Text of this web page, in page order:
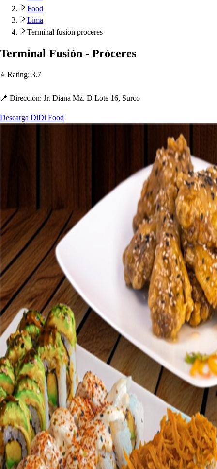
Food
Lima
Terminal fusion proceres
Terminal Fusión - Próceres
⭐ Rating: 3.7
📍 Dirección: Jr. Diana Mz. D Lote 16, Surco
Descarga DiDi Food